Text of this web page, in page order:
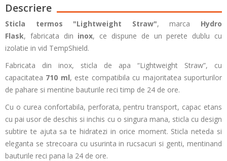
Descriere
Sticla termos "Lightweight Straw", marca
Hydro
Flask, fabricata din inox, ce dispune de un perete dublu cu
izolatie in vid TempShield.
Fabricata din inox, sticla de apa “Lightweight Straw”, cu
capacitatea 710 ml, este compatibila cu majoritatea suporturilor
de pahare si mentine bauturile reci timp de 24 de ore.
Cu o curea confortabila, perforata, pentru transport, capac etans
cu pai usor de deschis si inchis cu o singura mana, sticla cu design
subtire te ajuta sa te hidratezi in orice moment. Sticla neteda si
eleganta se strecoara cu usurinta in rucsacuri si genti, mentinand
bauturile reci pana la 24 de ore.